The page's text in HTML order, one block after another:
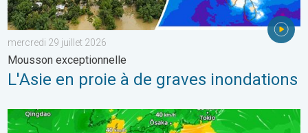
mercredi 29 juillet 2026
Mousson exceptionnelle
L'Asie en proie à de graves inondations
Le Japon prépare l'arrivée d'un typhon. Glissements de